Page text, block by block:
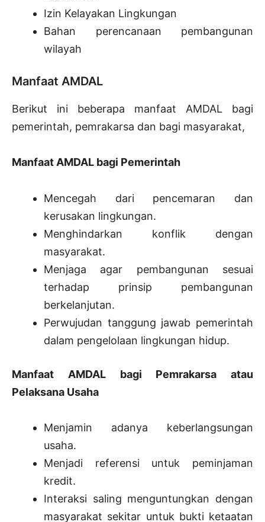
Izin Kelayakan Lingkungan
Bahan perencanaan pembangunan
wilayah
Manfaat AMDAL
Berikut ini beberapa manfaat AMDAL bagi
pemerintah, pemrakarsa dan bagi masyarakat,
Manfaat AMDAL bagi Pemerintah
Mencegah dari pencemaran dan
kerusakan lingkungan.
Menghindarkan konflik dengan
masyarakat.
Menjaga agar pembangunan sesuai
terhadap prinsip pembangunan
berkelanjutan.
Perwujudan tanggung jawab pemerintah
dalam pengelolaan lingkungan hidup.
Manfaat AMDAL bagi Pemrakarsa atau
Pelaksana Usaha
Menjamin adanya keberlangsungan
usaha.
Menjadi referensi untuk peminjaman
kredit.
Interaksi saling menguntungkan dengan
masyarakat sekitar untuk bukti ketaatan